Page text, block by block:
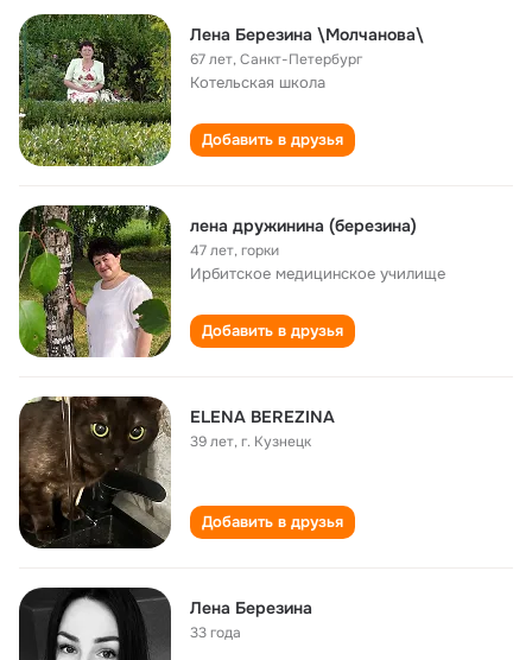
Лена Березина \Молчанова\
67 лет,Санкт-Петербург
Котельская школа
Добавить в друзья
лена дружинина (березина)
47 лет,горки
Ирбитское медицинское училище
Добавить в друзья
ELENA BEREZINA
39 лет,г. Кузнецк
Добавить в друзья
Лена Березина
33 года